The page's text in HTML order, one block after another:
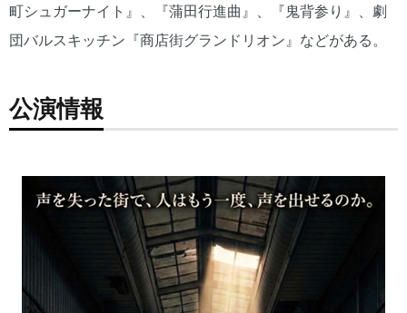
町シュガーナイト』、『蒲田行進曲』、『鬼背参り』、劇
団バルスキッチン『商店街グランドリオン』などがある。
公演情報